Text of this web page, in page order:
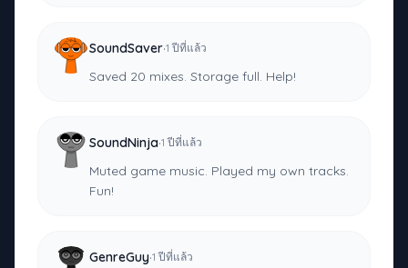
SoundSaver·1 ปีที่แล้ว
Saved 20 mixes. Storage full. Help!
SoundNinja·1 ปีที่แล้ว
Muted game music. Played my own tracks.
Fun!
GenreGuy·1 ปีที่แล้ว